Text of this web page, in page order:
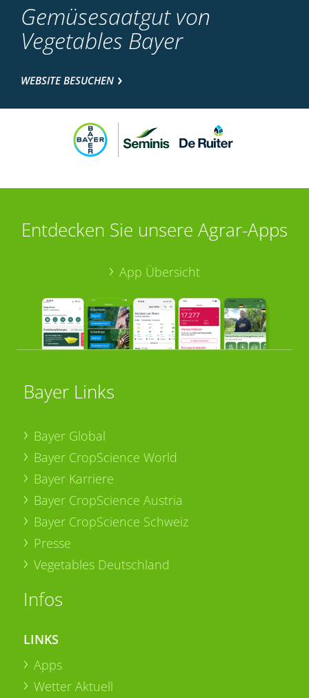
Gemüsesaatgut von
Vegetables Bayer
WEBSITE BESUCHEN
Entdecken Sie unsere Agrar-Apps
App Übersicht
Bayer Links
Bayer Global
Bayer CropScience World
Bayer Karriere
Bayer CropScience Austria
Bayer CropScience Schweiz
Presse
Vegetables Deutschland
Infos
LINKS
Apps
Wetter Aktuell